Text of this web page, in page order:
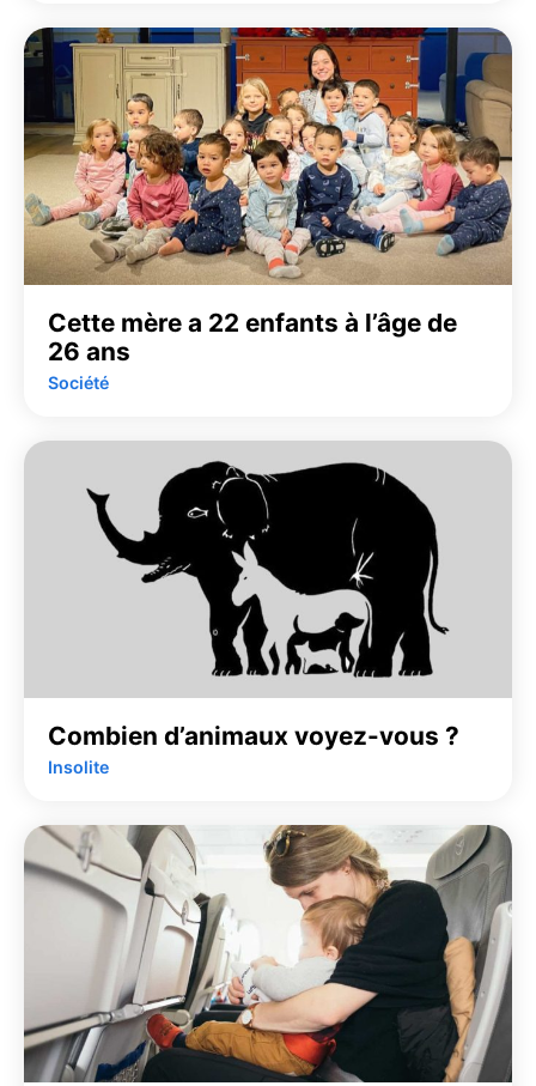
Cette mère a 22 enfants à l’âge de
26 ans
Société
Combien d’animaux voyez-vous ?
Insolite